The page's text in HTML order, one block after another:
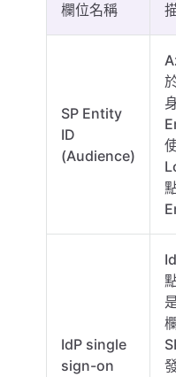
欄位名稱
SP Entity
ID
(Audience)
IdP single
sign-on